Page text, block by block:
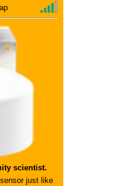
scientist.
just like